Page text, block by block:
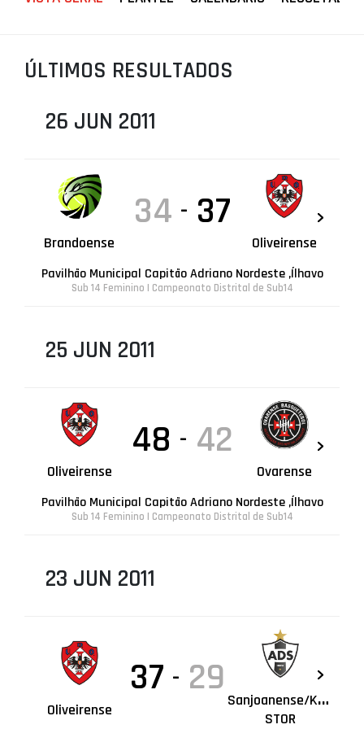
LIGA BETCLIC MASCULINA
LIGA BETCLIC FEMININA
ÚLTIMOS RESULTADOS
26 JUN 2011
Brandoense
34 - 37
Oliveirense
Pavilhão Municipal Capitão Adriano Nordeste ,Ílhavo
Sub 14 Feminino | Campeonato Distrital de Sub14
25 JUN 2011
Oliveirense
48 - 42
Ovarense
Pavilhão Municipal Capitão Adriano Nordeste ,Ílhavo
Sub 14 Feminino | Campeonato Distrital de Sub14
23 JUN 2011
Oliveirense
37 - 29 S
anjoanense/KAYAK
STOR